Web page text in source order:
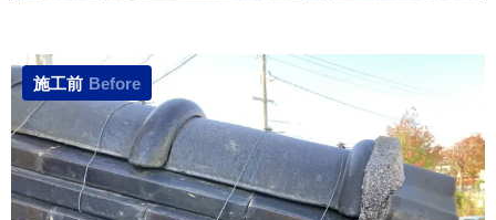
施工前 Before